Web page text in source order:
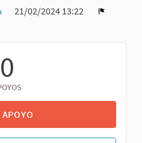
21/02/2024 13:22
0